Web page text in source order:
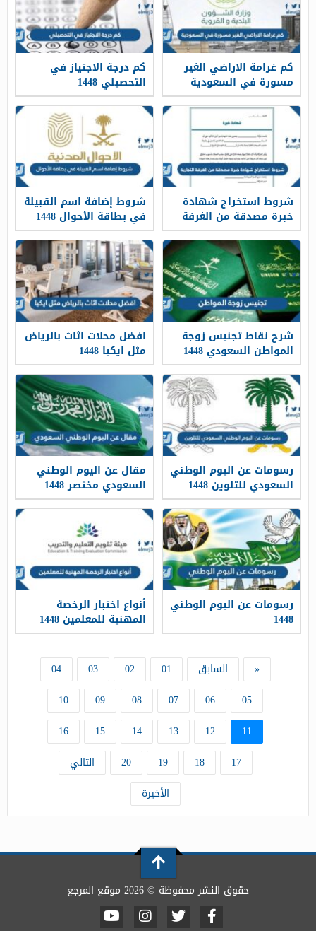
كم غرامة الاراضي الغير
مسورة في السعودية
1448
كم درجة الاجتياز في
التحصيلي 1448
شروط استخراج شهادة
خبرة مصدقة من الغرفة
التجارية 1448
شروط إضافة اسم القبيلة
في بطاقة الأحوال 1448
شرح نقاط تجنيس زوجة
المواطن السعودي 1448
افضل محلات اثاث بالرياض
مثل ايكيا 1448
رسومات عن اليوم الوطني
السعودي للتلوين 1448
مقال عن اليوم الوطني
السعودي مختصر 1448
رسومات عن اليوم الوطني
1448
أنواع اختبار الرخصة
المهنية للمعلمين 1448
ومعايير القبول
«
السابق 01
02
03
04
05
06
07
08
09
10
11
12
13
14
15
16
17
18
19
20
التالي
الأخيرة
حقوق النشر محفوظة © 2026 موقع المرجع